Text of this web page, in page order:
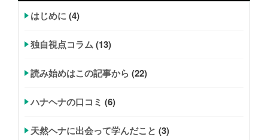
はじめに(4)
独自視点コラム(13)
読み始めはこの記事から (22)
ハナヘナの口コミ (6)
天然ヘナに出会って学んだこと (3)